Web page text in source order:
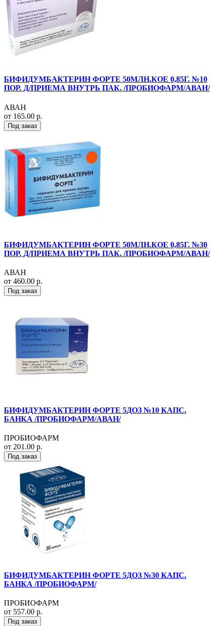
БИФИДУМБАКТЕРИН ФОРТЕ 50МЛН.КОЕ 0,85Г. №10
ПОР. Д/ПРИЕМА ВНУТРЬ ПАК. /ПРОБИОФАРМ/АВАН/
АВАН
от 165.00 р.
Под заказ
БИФИДУМБАКТЕРИН ФОРТЕ 50МЛН.КОЕ 0,85Г. №30
ПОР. Д/ПРИЕМА ВНУТРЬ ПАК. /ПРОБИОФАРМ/АВАН/
АВАН
от 460.00 р.
Под заказ
БИФИДУМБАКТЕРИН ФОРТЕ 5ДОЗ №10 КАПС.
БАНКА /ПРОБИОФАРМ/АВАН/
ПРОБИОФАРМ
от 201.00 р.
Под заказ
БИФИДУМБАКТЕРИН ФОРТЕ 5ДОЗ №30 КАПС.
БАНКА /ПРОБИОФАРМ/
ПРОБИОФАРМ
от 557.00 р.
Под заказ